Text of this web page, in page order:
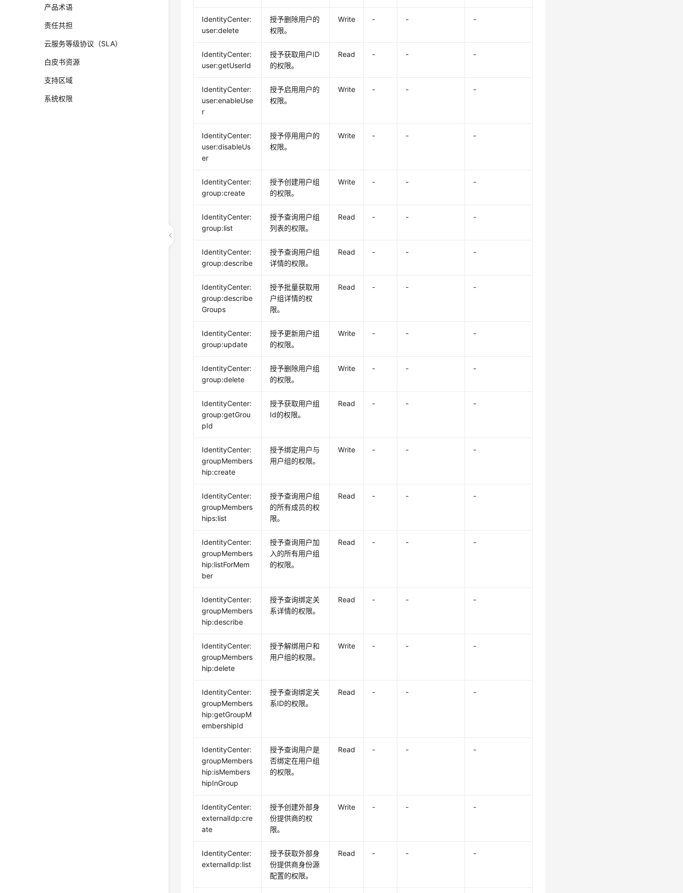
产品术语
责任共担
云服务等级协议（SLA）
白皮书资源
支持区域
系统权限
IdentityCenter:
user:delete
授予删除用户的
权限。
Write - - -
IdentityCenter:
user:getUserId
授予获取用户ID
的权限。
Read - - -
IdentityCenter:
user:enableUse
r
授予启用用户的
权限。
Write - - -
IdentityCenter:
user:disableUs
er
授予停用用户的
权限。
Write - - -
IdentityCenter:
group:create
授予创建用户组
的权限。
Write - - -
IdentityCenter:
group:list
授予查询用户组
列表的权限。
Read - - -
IdentityCenter:
group:describe
授予查询用户组
详情的权限。
Read - - -
IdentityCenter:
group:describe
Groups
授予批量获取用
户组详情的权
限。
Read - - -
IdentityCenter:
group:update
授予更新用户组
的权限。
Write - - -
IdentityCenter:
group:delete
授予删除用户组
的权限。
Write - - -
IdentityCenter:
group:getGrou
pId
授予获取用户组
Id的权限。
Read - - -
IdentityCenter:
groupMembers
hip:create
授予绑定用户与
用户组的权限。
Write - - -
IdentityCenter:
groupMembers
hips:list
授予查询用户组
的所有成员的权
限。
Read - - -
IdentityCenter:
groupMembers
hip:listForMem
ber
授予查询用户加
入的所有用户组
的权限。
Read - - -
IdentityCenter:
groupMembers
hip:describe
授予查询绑定关
系详情的权限。
Read - - -
IdentityCenter:
groupMembers
hip:delete
授予解绑用户和
用户组的权限。
Write - - -
IdentityCenter:
groupMembers
hip:getGroupM
embershipId
授予查询绑定关
系ID的权限。
Read - - -
IdentityCenter:
groupMembers
hip:isMembers
hipInGroup
授予查询用户是
否绑定在用户组
的权限。
Read - - -
IdentityCenter:
externalIdp:cre
ate
授予创建外部身
份提供商的权
限。
Write - - -
IdentityCenter:
externalIdp:list
授予获取外部身
份提供商身份源
配置的权限。
Read - - -